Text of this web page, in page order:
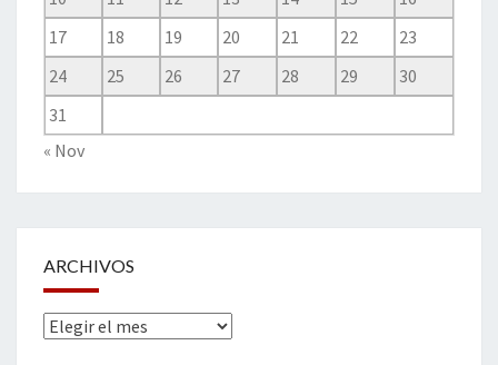
17
18 19 20 21 22
23
24
25 26 27 28 29
30
31
« Nov
ARCHIVOS
Archivos